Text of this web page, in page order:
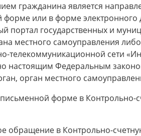
гражданина является
или в форме электронного
портал государственных и
местного самоуправления
телекоммуникационной сети
настоящим Федеральным
орган местного
форме в Контрольно-
обращение в Контрольно-